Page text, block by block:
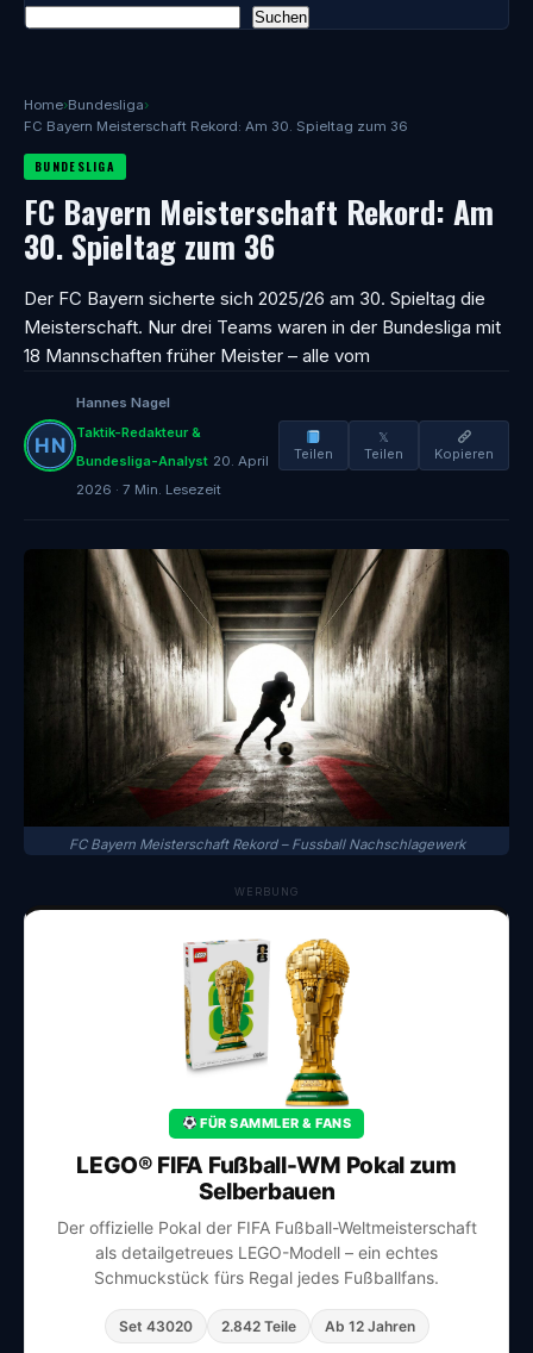
Home›Bundesliga›
FC Bayern Meisterschaft Rekord: Am 30. Spieltag zum 36
BUNDESLIGA
FC Bayern Meisterschaft Rekord: Am
30. Spieltag zum 36
Der FC Bayern sicherte sich 2025/26 am 30. Spieltag die
Meisterschaft. Nur drei Teams waren in der Bundesliga mit
18 Mannschaften früher Meister – alle vom
Hannes Nagel
Taktik-Redakteur &
Bundesliga-Analyst 20. April
2026 · 7 Min. Lesezeit
Teilen
𝕏
Teilen
Kopieren
FC Bayern Meisterschaft Rekord – Fussball Nachschlagewerk
WERBUNG
FÜR SAMMLER & FANS
LEGO® FIFA Fußball-WM Pokal zum
Selberbauen
Der offizielle Pokal der FIFA Fußball-Weltmeisterschaft
als detailgetreues LEGO-Modell – ein echtes
Schmuckstück fürs Regal jedes Fußballfans.
Set 43020 2.842 Teile Ab 12 Jahren
Suchen